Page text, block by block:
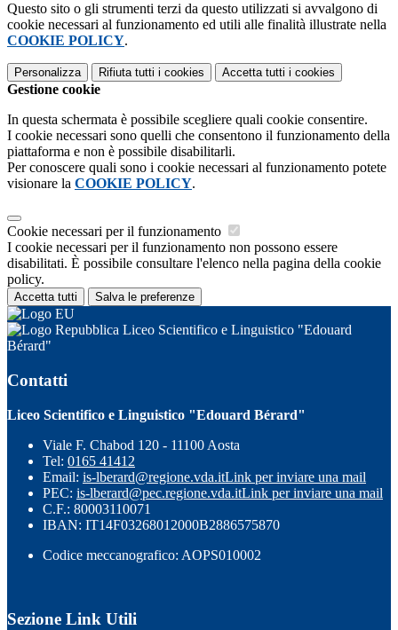
Questo sito o gli strumenti terzi da questo utilizzati si avvalgono di
cookie necessari al funzionamento ed utili alle finalità illustrate nella
COOKIE POLICY.
Personalizza Rifiuta tutti i cookies Accetta tutti i cookies
Gestione cookie
In questa schermata è possibile scegliere quali cookie consentire.
I cookie necessari sono quelli che consentono il funzionamento della
piattaforma e non è possibile disabilitarli.
Per conoscere quali sono i cookie necessari al funzionamento potete
visionare la COOKIE POLICY.
Cookie necessari per il funzionamento
I cookie necessari per il funzionamento non possono essere
disabilitati. È possibile consultare l'elenco nella pagina della cookie
policy.
Accetta tutti Salva le preferenze
Liceo Scientifico e Linguistico "Edouard
Bérard"
Contatti
Liceo Scientifico e Linguistico "Edouard Bérard"
Viale F. Chabod 120 - 11100 Aosta
Tel: 0165 41412
Email: is-lberard@regione.vda.itLink per inviare una mail
PEC: is-lberard@pec.regione.vda.itLink per inviare una mail
C.F.: 80003110071
IBAN: IT14F03268012000B2886575870
Codice meccanografico: AOPS010002
Sezione Link Utili